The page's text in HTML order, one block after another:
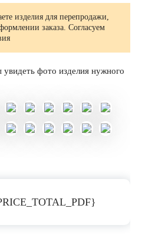
изделия для перепродажи,
заказа. Согласуем
фото изделия нужного